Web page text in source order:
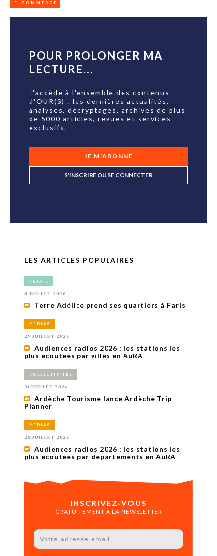
E-COMMERCE
POUR PROLONGER MA
LECTURE...
J'accède à l'ensemble des contenus
d'OUR(S) : les dernières actualités,
analyses, décryptages, archives de plus
de 5000 articles, revues et services
exclusifs.
JE M'ABONNE
S'INSCRIRE OU SE CONNECTER
LES ARTICLES POPULAIRES
RETAIL
8 JUILLET 2026
Terre Adélice prend ses quartiers à Paris
MÉDIAS
29 JUILLET 2026
Audiences radios 2026 : les stations les
plus écoutées par villes en AuRA
COLLECTIVITÉS
31 JUILLET 2026
Ardèche Tourisme lance Ardèche Trip
Planner
MÉDIAS
28 JUILLET 2026
Audiences radios 2026 : les stations les
plus écoutées par départements en AuRA
INSCRIVEZ-VOUS
GRATUITEMENT À LA NEWSLETTER